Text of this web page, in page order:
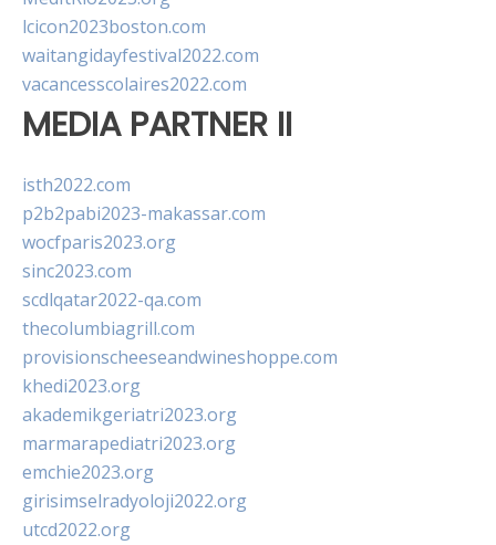
lcicon2023boston.com
waitangidayfestival2022.com
vacancesscolaires2022.com
MEDIA PARTNER II
isth2022.com
p2b2pabi2023-makassar.com
wocfparis2023.org
sinc2023.com
scdlqatar2022-qa.com
thecolumbiagrill.com
provisionscheeseandwineshoppe.com
khedi2023.org
akademikgeriatri2023.org
marmarapediatri2023.org
emchie2023.org
girisimselradyoloji2022.org
utcd2022.org